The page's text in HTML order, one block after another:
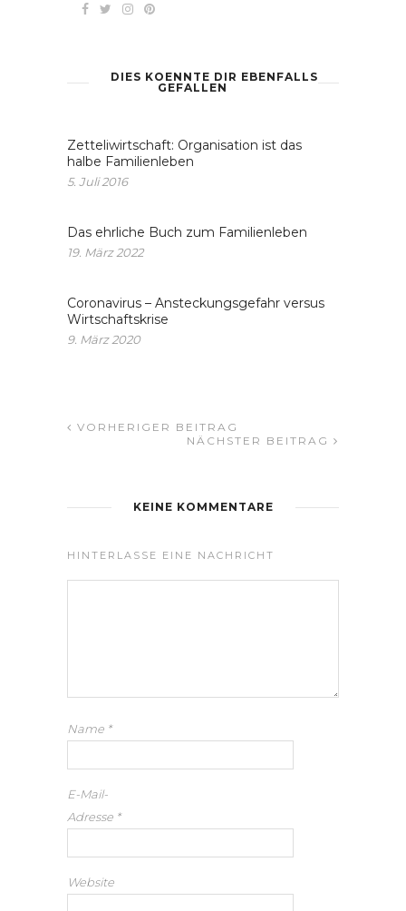
DIES KOENNTE DIR EBENFALLS
GEFALLEN
Zetteliwirtschaft: Organisation ist das
halbe Familienleben
5. Juli 2016
Das ehrliche Buch zum Familienleben
19. März 2022
Coronavirus – Ansteckungsgefahr versus
Wirtschaftskrise
9. März 2020
VORHERIGER BEITRAG
NÄCHSTER BEITRAG
KEINE KOMMENTARE
HINTERLASSE EINE NACHRICHT
Name *
E-Mail-
Adresse *
Website